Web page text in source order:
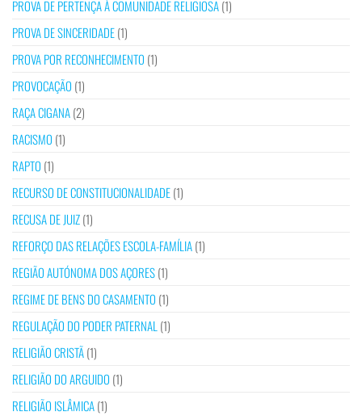
PROVA DE PERTENÇA À COMUNIDADE RELIGIOSA(1)
PROVA DE SINCERIDADE(1)
PROVA POR RECONHECIMENTO (1)
PROVOCAÇÃO (1)
RAÇA CIGANA(2)
RACISMO (1)
RAPTO (1)
RECURSO DE CONSTITUCIONALIDADE(1)
RECUSA DE JUIZ(1)
REFORÇO DAS RELAÇÕES ESCOLA-FAMÍLIA(1)
REGIÃO AUTÓNOMA DOS AÇORES(1)
REGIME DE BENS DO CASAMENTO (1)
REGULAÇÃO DO PODER PATERNAL (1)
RELIGIÃO CRISTÃ(1)
RELIGIÃO DO ARGUIDO (1)
RELIGIÃO ISLÂMICA(1)